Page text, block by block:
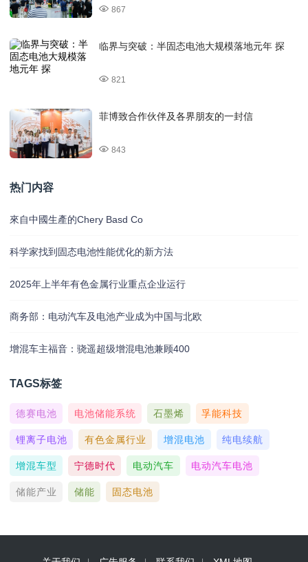
867
临界与突破：半固态电池大规模落地元年 探
821
菲博致合作伙伴及各界朋友的一封信
843
热门内容
來自中國生產的Chery Basd Co
科学家找到固态电池性能优化的新方法
2025年上半年有色金属行业重点企业运行
商务部：电动汽车及电池产业成为中国与北欧
增混车主福音：骁遥超级增混电池兼顾400
TAGS标签
德赛电池 电池储能系统 石墨烯 孚能科技
锂离子电池 有色金属行业 增混电池 纯电续航
增混车型 宁德时代 电动汽车 电动汽车电池
储能产业 储能 固态电池